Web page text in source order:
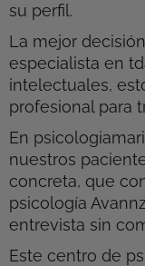
su perfil.
La mejor
especialista en
intelectuales,
profesional para
En
nuestros
concreta, que
psicología
entrevista sin
Este centro de